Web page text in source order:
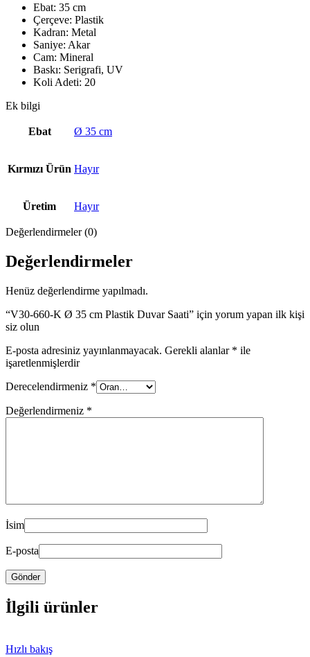
Ebat: 35 cm
Çerçeve: Plastik
Kadran: Metal
Saniye: Akar
Cam: Mineral
Baskı: Serigrafi, UV
Koli Adeti: 20
Ek bilgi
Ebat Ø 35 cm
Kırmızı Ürün Hayır
Üretim Hayır
Değerlendirmeler (0)
Değerlendirmeler
Henüz değerlendirme yapılmadı.
“V30-660-K Ø 35 cm Plastik Duvar Saati” için yorum yapan ilk kişi
siz olun
E-posta adresiniz yayınlanmayacak. Gerekli alanlar * ile
işaretlenmişlerdir
Derecelendirmeniz *
Değerlendirmeniz *
İsim
E-posta
İlgili ürünler
Hızlı bakış